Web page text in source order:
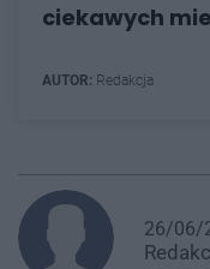
ciekawych
AUTOR: Redakcja
26/06/